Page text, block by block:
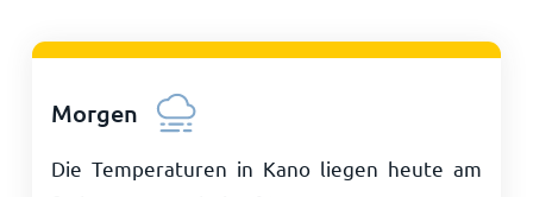
Morgen
Die Temperaturen in Kano liegen heute am